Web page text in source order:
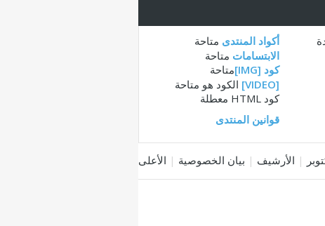
أكواد المنتدى متاحة
الابتسامات متاحة
كود [IMG]
متاحة
[VIDEO]
الكود هو متاحة
كود HTML
معطلة
قوانين المنتدى
| الأرشيف | بيان الخصوصية | الأعلى